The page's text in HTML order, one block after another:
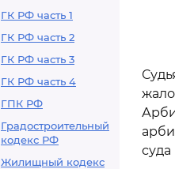
ГК РФ часть 1
ГК РФ часть 2
ГК РФ часть 3
ГК РФ часть 4
ГПК РФ
Градостроительный
кодекс РФ
Жилищный кодекс
суда